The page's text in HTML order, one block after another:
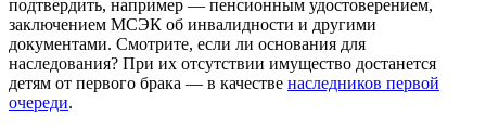
подтвердить, например — пенсионным удостоверением,
заключением МСЭК об инвалидности и другими
документами. Смотрите, если ли основания для
наследования? При их отсутствии имущество достанется
детям от первого брака — в качестве наследников первой
очереди.